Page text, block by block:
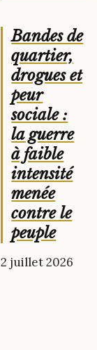
Bandes de
quartier,
drogues et
peur
sociale :
la guerre
à faible
intensité
menée
contre le
peuple
2 juillet 2026